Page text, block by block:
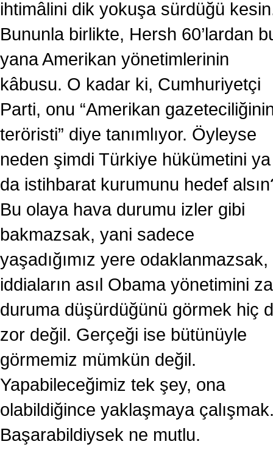
ihtimâlini dik yokuşa sürdüğü
Bununla birlikte, Hersh 60’lardan
yana Amerikan yönetimlerinin
kâbusu. O kadar ki, Cumhuriyetçi
Parti, onu “Amerikan
teröristi” diye tanımlıyor. Öyleyse
neden şimdi Türkiye hükümetini ya
da istihbarat kurumunu hedef
Bu olaya hava durumu izler gibi
bakmazsak, yani sadece
yaşadığımız yere odaklanmazsak,
iddiaların asıl Obama yönetimini
duruma düşürdüğünü görmek hiç
zor değil. Gerçeği ise bütünüyle
görmemiz mümkün değil.
Yapabileceğimiz tek şey, ona
olabildiğince yaklaşmaya
Başarabildiysek ne mutlu.